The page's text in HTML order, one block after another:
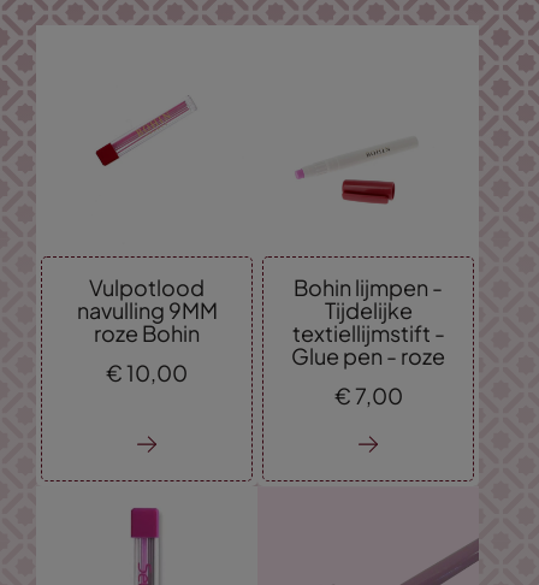
Vulpotlood
navulling 9MM
roze Bohin
€10,00
Bohin lijmpen -
Tijdelijke
textiellijmstift -
Glue pen - roze
€ 7,00